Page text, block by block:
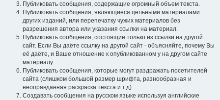
Публиковать сообщения, содержащие огромный объем текста.
Публиковать сообщения, являющиеся цельными материалами
других изданий, или перепечатку чужих материалов без
разрешения автора или указания ссылки на материал.
Публиковать сообщения, состоящие только из ссылки на другой
сайт. Если Вы даёте ссылку на другой сайт - объясняйте, почему Вы
её даёте, и Ваше отношение к опубликованном у на другом сайте
материалу.
Публиковать сообщения, которые могут раздражать посетителей
сайта (слишком большой размер шрифта, разнообразная и
неоправданная раскраска текста и т.д).
Создавать сообщения на русском языке используя английские